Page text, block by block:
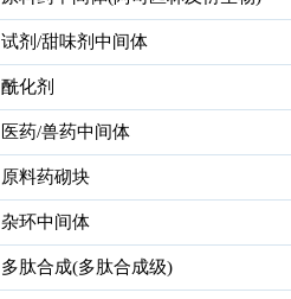
试剂/甜味剂中间体
酰化剂
医药/兽药中间体
原料药砌块
杂环中间体
多肽合成(多肽合成级)